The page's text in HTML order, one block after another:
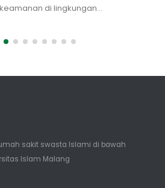
di lingkungan...
sakit swasta Islami di bawah
Islam Malang